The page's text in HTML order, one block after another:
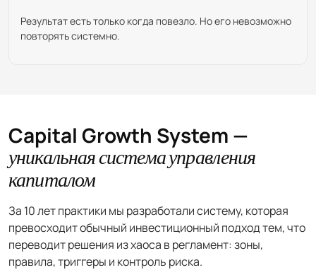
Результат есть только когда повезло. Но его невозможно
повторять системно.
Capital Growth System —
уникальная система управления
капиталом
За 10 лет практики мы разработали систему, которая
превосходит обычный инвестиционный подход тем, что
переводит решения из хаоса в регламент: зоны,
правила, триггеры и контроль риска.